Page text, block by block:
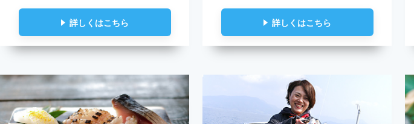
詳しくはこちら 詳しくはこちら